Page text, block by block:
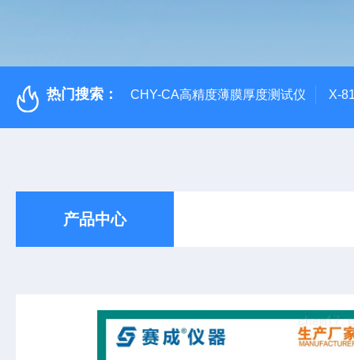
热门搜索： CHY-CA高精度薄膜厚度测试仪 X-
产品中心